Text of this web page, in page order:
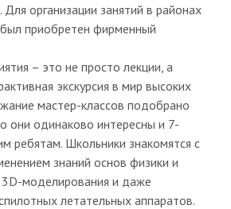
организации занятий в районах
приобретен фирменный
– это не просто лекции, а
экскурсия в мир высоких
мастер-классов подобрано
они одинаково интересны и 7-
ребятам. Школьники знакомятся с
знаний основ физики и
3D-моделирования и даже
летательных аппаратов.